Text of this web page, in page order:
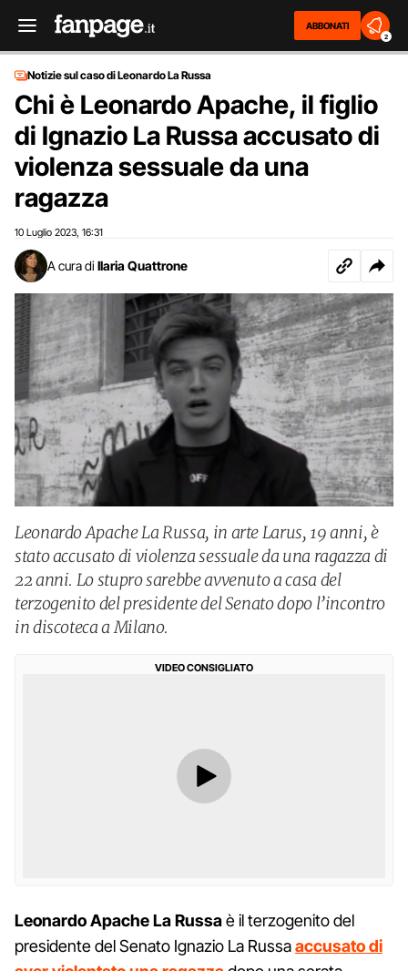
ABBONATI
2
Notizie sul caso di Leonardo La Russa
Chi è Leonardo Apache, il figlio
di Ignazio La Russa accusato di
violenza sessuale da una
ragazza
10 Luglio 2023 16:31
A cura di Ilaria Quattrone
Leonardo Apache La Russa, in arte Larus, 19 anni, è
stato accusato di violenza sessuale da una ragazza di
22 anni. Lo stupro sarebbe avvenuto a casa del
terzogenito del presidente del Senato dopo l’incontro
in discoteca a Milano.
VIDEO CONSIGLIATO
Leonardo Apache La Russaè il terzogenito del
presidente del Senato Ignazio La Russaaccusato di